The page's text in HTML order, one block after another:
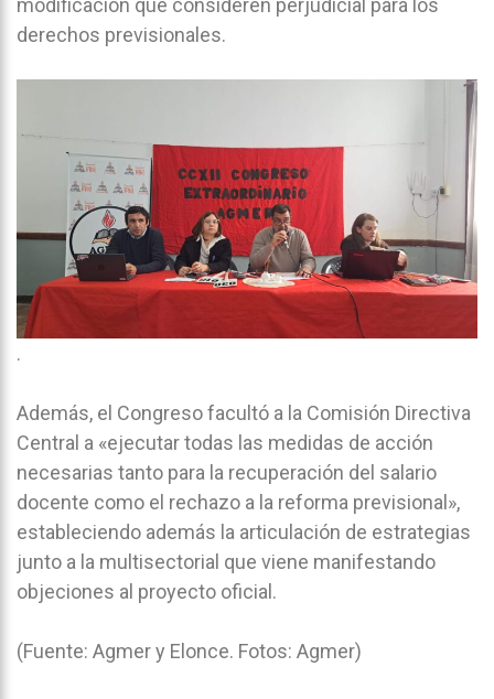
modificación que consideren perjudicial para los
derechos previsionales.
.
Además, el Congreso facultó a la Comisión Directiva
Central a «ejecutar todas las medidas de acción
necesarias tanto para la recuperación del salario
docente como el rechazo a la reforma previsional»,
estableciendo además la articulación de estrategias
junto a la multisectorial que viene manifestando
objeciones al proyecto oficial.
(Fuente: Agmer y Elonce. Fotos: Agmer)